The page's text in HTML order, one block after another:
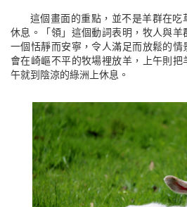
這個畫面的重點，並不是羊群在吃
休息。「領」這個動詞表明，牧人與
一個恬靜而安寧，令人滿足而放鬆的
會在崎嶇不平的牧場裡放羊，上午則
午就到陰涼的綠洲上休息。